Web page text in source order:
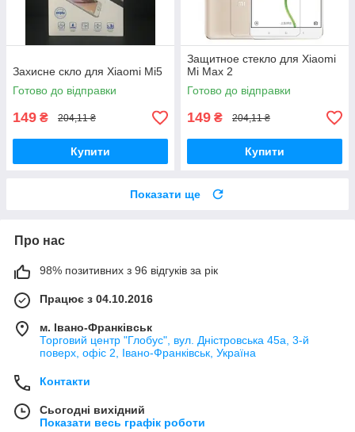
Захисне скло для Xiaomi Mi5
Готово до відправки
149 ₴ 204,11 ₴
Купити
Защитное стекло для Xiaomi
Mi Max 2
Готово до відправки
149 ₴ 204,11 ₴
Купити
Показати ще
Про нас
98% позитивних з 96 відгуків за рік
Працює з 04.10.2016
м. Івано-Франківськ
Торговий центр "Глобус", вул. Дністровська 45а, 3-й
поверх, офіс 2, Івано-Франківськ, Україна
Контакти
Сьогодні вихідний
Показати весь графік роботи